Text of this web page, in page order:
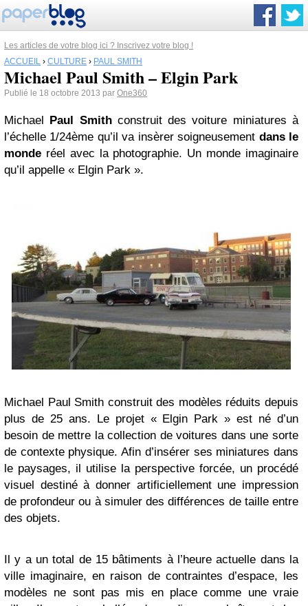
Les articles de votre blog ici ? Inscrivez votre blog !
ACCUEIL › CULTURE › PAUL SMITH
Michael Paul Smith – Elgin Park
Publié le 18 octobre 2013 par One360
Michael Paul Smithconstruit des voiture miniatures à
l’échelle 1/24ème qu’il va insèrer soigneusement dans le
monde réel avec la photographie. Un monde imaginaire
qu’il appelle « Elgin Park ».
Michael Paul Smith construit des modèles réduits depuis
plus de 25 ans. Le projet « Elgin Park » est né d’un
besoin de mettre la collection de voitures dans une sorte
de contexte physique. Afin d’insérer ses miniatures dans
le paysages, il utilise la perspective forcée, un procédé
visuel destiné à donner artificiellement une impression
de profondeur ou à simuler des différences de taille entre
des objets.
Il y a un total de 15 bâtiments à l’heure actuelle dans la
ville imaginaire, en raison de contraintes d’espace, les
modèles ne sont pas mis en place comme une vraie